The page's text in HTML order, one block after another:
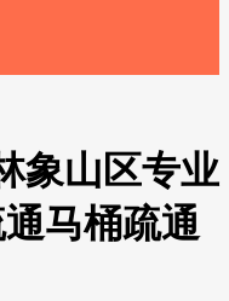
象山区专业
马桶疏通